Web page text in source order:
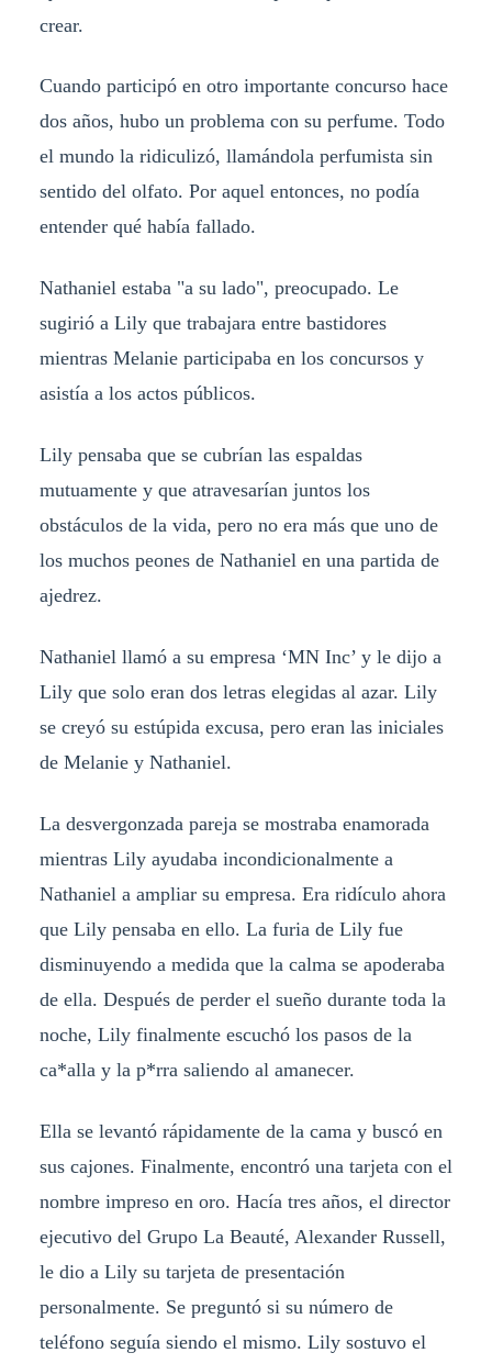
crear.
Cuando participó en otro importante concurso hace
dos años, hubo un problema con su perfume. Todo
el mundo la ridiculizó, llamándola perfumista sin
sentido del olfato. Por aquel entonces, no podía
entender qué había fallado.
Nathaniel estaba "a su lado", preocupado. Le
sugirió a Lily que trabajara entre bastidores
mientras Melanie participaba en los concursos y
asistía a los actos públicos.
Lily pensaba que se cubrían las espaldas
mutuamente y que atravesarían juntos los
obstáculos de la vida, pero no era más que uno de
los muchos peones de Nathaniel en una partida de
ajedrez.
Nathaniel llamó a su empresa ‘MN Inc’ y le dijo a
Lily que solo eran dos letras elegidas al azar. Lily
se creyó su estúpida excusa, pero eran las iniciales
de Melanie y Nathaniel.
La desvergonzada pareja se mostraba enamorada
mientras Lily ayudaba incondicionalmente a
Nathaniel a ampliar su empresa. Era ridículo ahora
que Lily pensaba en ello. La furia de Lily fue
disminuyendo a medida que la calma se apoderaba
de ella. Después de perder el sueño durante toda la
noche, Lily finalmente escuchó los pasos de la
ca*alla y la p*rra saliendo al amanecer.
Ella se levantó rápidamente de la cama y buscó en
sus cajones. Finalmente, encontró una tarjeta con el
nombre impreso en oro. Hacía tres años, el director
ejecutivo del Grupo La Beauté, Alexander Russell,
le dio a Lily su tarjeta de presentación
personalmente. Se preguntó si su número de
teléfono seguía siendo el mismo. Lily sostuvo el